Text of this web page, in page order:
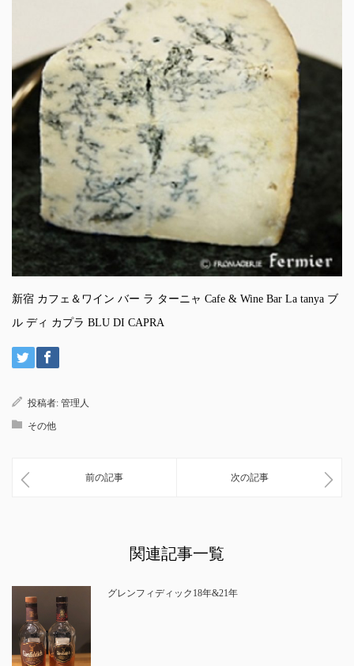
新宿 カフェ＆ワイン バー ラ ターニャ Cafe & Wine Bar La tanya ブ
ル ディ カプラ BLU DI CAPRA
投稿者: 管理人
その他
前の記事 次の記事
関連記事一覧
グレンフィディック18年&21年